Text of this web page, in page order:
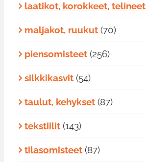
laatikot, korokkeet, telineet
maljakot, ruukut (70)
piensomisteet (256)
silkkikasvit (54)
taulut, kehykset (87)
tekstiilit (143)
tilasomisteet (87)